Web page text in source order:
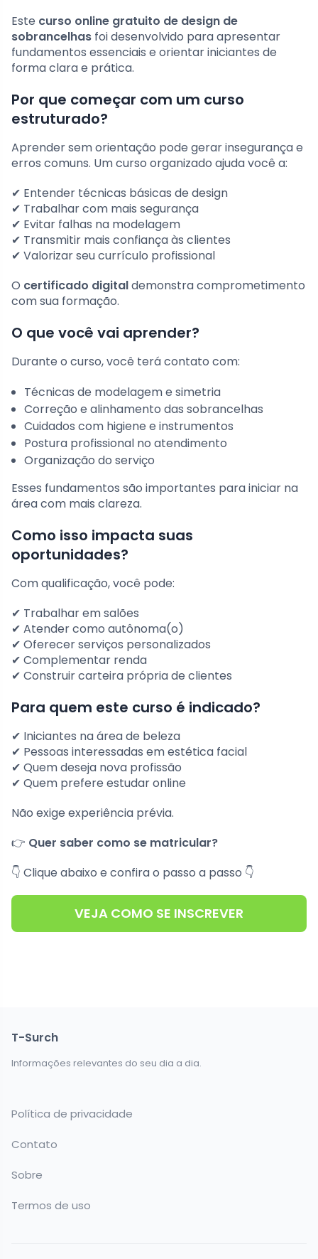
Este curso online gratuito de design de
sobrancelhas foi desenvolvido para apresentar
fundamentos essenciais e orientar iniciantes de
forma clara e prática.
Por que começar com um curso
estruturado?
Aprender sem orientação pode gerar insegurança e
erros comuns. Um curso organizado ajuda você a:
✔ Entender técnicas básicas de design
✔ Trabalhar com mais segurança
✔ Evitar falhas na modelagem
✔ Transmitir mais confiança às clientes
✔ Valorizar seu currículo profissional
O certificado digitaldemonstra comprometimento
com sua formação.
O que você vai aprender?
Durante o curso, você terá contato com:
Técnicas de modelagem e simetria
Correção e alinhamento das sobrancelhas
Cuidados com higiene e instrumentos
Postura profissional no atendimento
Organização do serviço
Esses fundamentos são importantes para iniciar na
área com mais clareza.
Como isso impacta suas
oportunidades?
Com qualificação, você pode:
✔ Trabalhar em salões
✔ Atender como autônoma(o)
✔ Oferecer serviços personalizados
✔ Complementar renda
✔ Construir carteira própria de clientes
Para quem este curso é indicado?
✔ Iniciantes na área de beleza
✔ Pessoas interessadas em estética facial
✔ Quem deseja nova profissão
✔ Quem prefere estudar online
Não exige experiência prévia.
👉 Quer saber como se matricular?
👇 Clique abaixo e confira o passo a passo 👇
VEJA COMO SE INSCREVER
T-Surch
Informações relevantes do seu dia a dia.
Política de privacidade
Contato
Sobre
Termos de uso